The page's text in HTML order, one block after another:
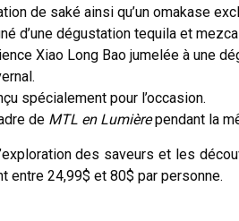
de saké ainsi qu’un omakase
d’une dégustation tequila et
Xiao Long Bao jumelée à une
spécialement pour l’occasion.
de MTL en Lumièrependant la
des saveurs et les
entre 24,99$ et 80$ par personne.